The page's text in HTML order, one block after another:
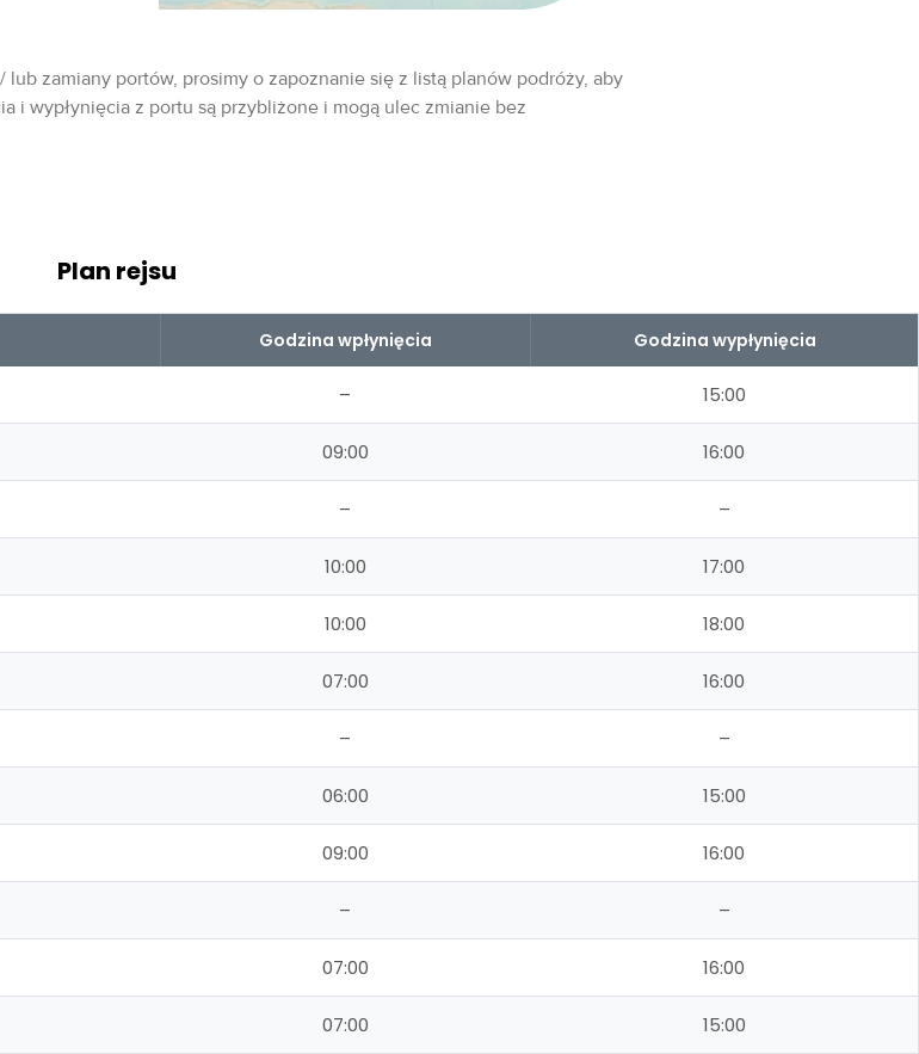
zamiany portów, prosimy o zapoznanie się z listą planów podróży, aby
i wypłynięcia z portu są przybliżone i mogą ulec zmianie bez
Plan rejsu
Godzina wpłynięcia Godzina wypłynięcia
– 15:00
09:00 16:00
– –
10:00 17:00
10:00 18:00
07:00 16:00
– –
06:00 15:00
09:00 16:00
– –
07:00 16:00
07:00 15:00